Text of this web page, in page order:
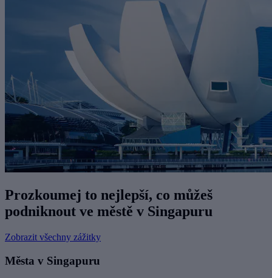
Prozkoumej to nejlepší, co můžeš
podniknout ve městě v Singapuru
Zobrazit všechny zážitky
Města v Singapuru